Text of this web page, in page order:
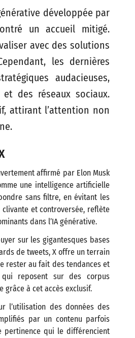
développée par
un accueil mitigé.
avec des solutions
les dernières
audacieuses,
des réseaux sociaux.
attirant l’attention non
affirmé par Elon Musk
une intelligence artificielle
sans filtre, en évitant les
et controversée, reflète
dans l’IA générative.
sur les gigantesques bases
de tweets, X offre un terrain
rester au fait des tendances et
qui reposent sur des corpus
grâce à cet accès exclusif.
l’utilisation des données des
par un contenu parfois
pertinence qui le différencient